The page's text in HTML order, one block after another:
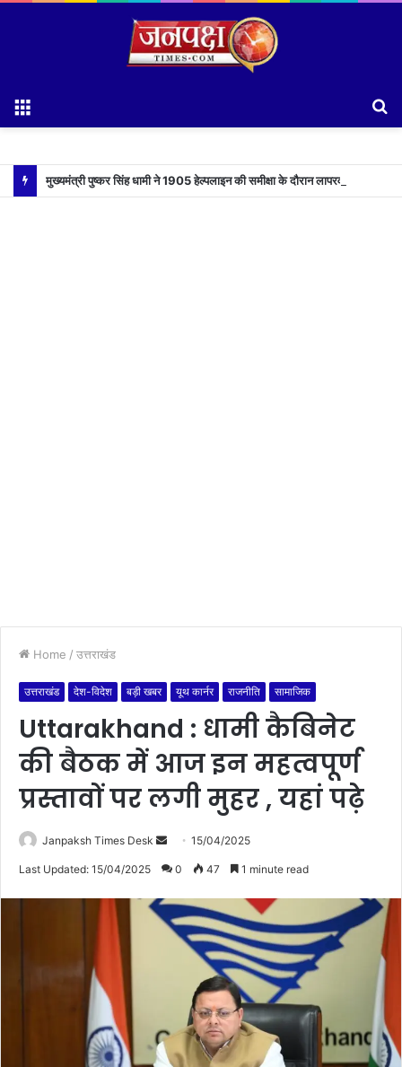
Home / उत्तराखंड
उत्तराखंड देश-विदेश बड़ी खबर यूथ कार्नर राजनीति सामाजिक
Uttarakhand : धामी कैबिनेट
की बैठक में आज इन महत्वपूर्ण
प्रस्तावों पर लगी मुहर , यहां पढ़े
Janpaksh Times Desk
e
d
a
i
l
15/04/2025
Last Updated: 15/04/2025 0 47 1 minute read